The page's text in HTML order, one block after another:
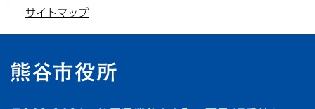
サイトマップ